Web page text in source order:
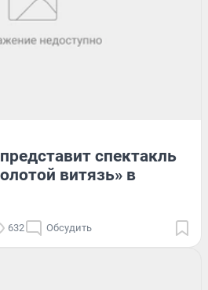
спектакль
витязь» в
632 Обсудить